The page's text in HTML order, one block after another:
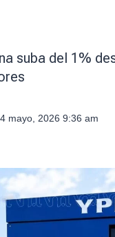
suba del 1%
mayo, 2026 9:36 am